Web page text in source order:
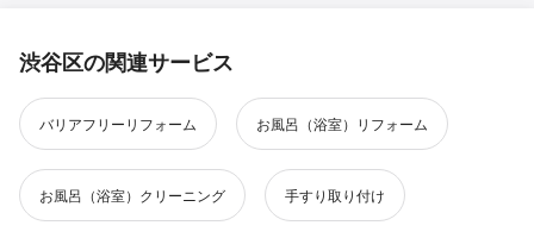
渋谷区の関連サービス
バリアフリーリフォーム お風呂（浴室）リフォーム
お風呂（浴室）クリーニング 手すり取り付け